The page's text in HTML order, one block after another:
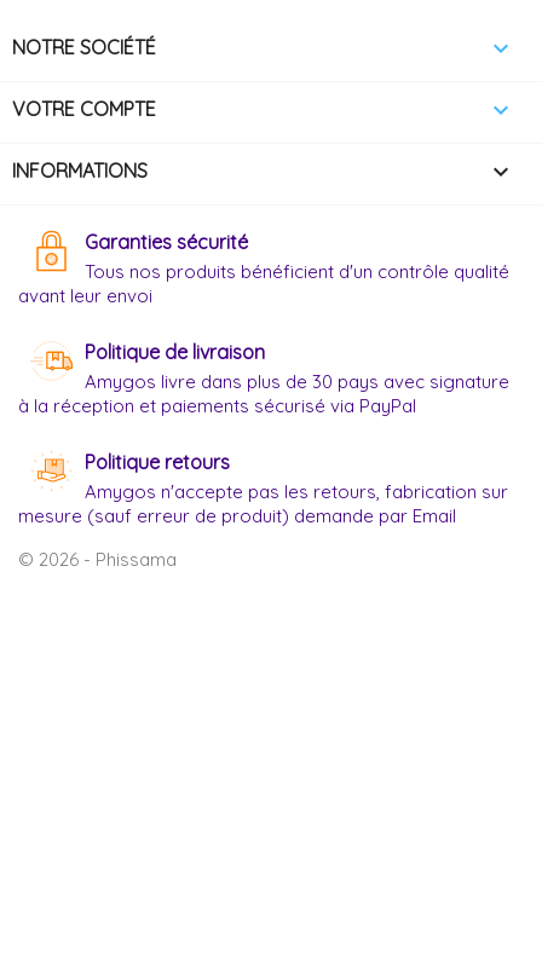
NOTRE SOCIÉTÉ 
VOTRE COMPTE 
INFORMATIONS keyboard_arrow_down
Garanties sécurité
Tous nos produits bénéficient d'un contrôle qualité
avant leur envoi
Politique de livraison
Amygos livre dans plus de 30 pays avec signature
à la réception et paiements sécurisé via PayPal
Politique retours
Amygos n'accepte pas les retours, fabrication sur
mesure (sauf erreur de produit) demande par Email
© 2026 - Phissama